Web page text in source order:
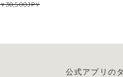
38,500JPY
公式アプリの